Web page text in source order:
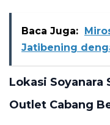
Baca Juga:
Jatibening
Lokasi Soyanara
Outlet Cabang